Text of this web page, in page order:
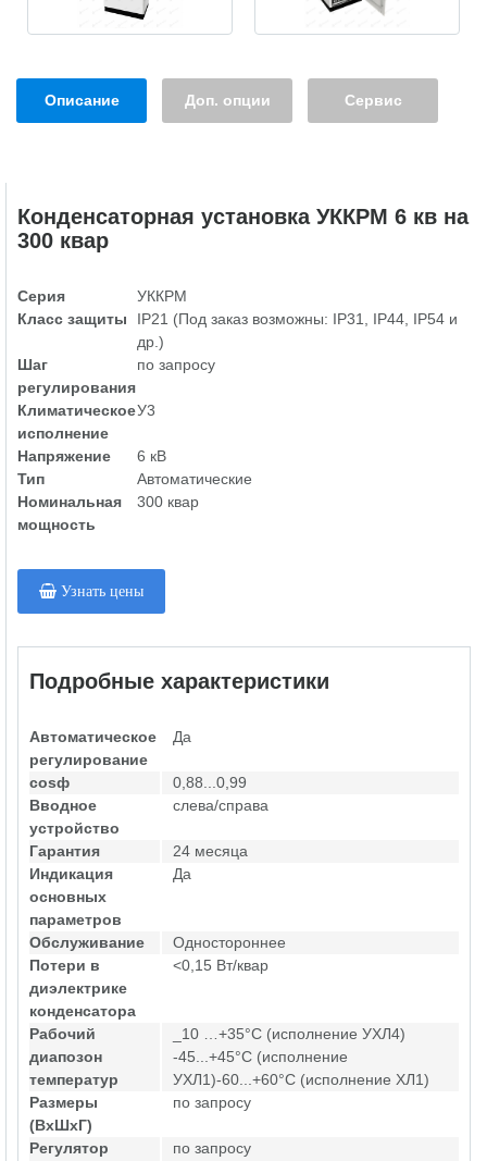
Описание Доп. опции Сервис
Конденсаторная установка УККРМ 6 кв на
300 квар
Серия
УККРМ
Класс защиты
IP21 (Под заказ возможны: IP31, IP44, IP54 и
др.)
Шаг
регулирования
по запросу
Климатическое
исполнение
У3
Напряжение
6 кВ
Тип
Автоматические
Номинальная
мощность
300 квар
Узнать цены
Подробные характеристики
Автоматическое
регулирование
Да
cosф
0,88...0,99
Вводное
устройство
слева/справа
Гарантия
24 месяца
Индикация
основных
параметров
Да
Обслуживание
Одностороннее
Потери в
диэлектрике
конденсатора
<0,15 Вт/квар
Рабочий
диапозон
температур
_10 …+35°С (исполнение УХЛ4)
-45...+45°С (исполнение
УХЛ1)-60...+60°С (исполнение ХЛ1)
Размеры
(ВхШхГ)
по запросу
Регулятор
по запросу